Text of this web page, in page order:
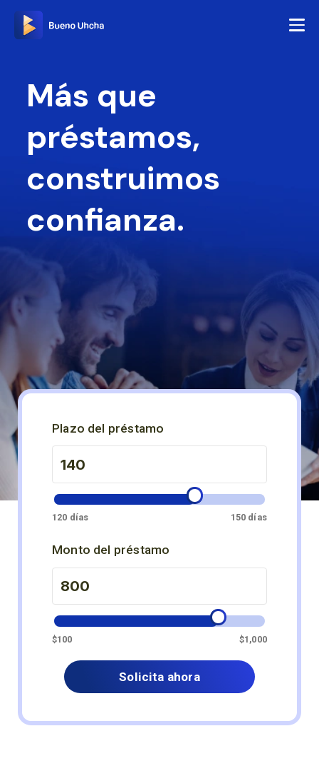
Más que
préstamos,
construimos
confianza.
Plazo del préstamo
120 días 150 días
Monto del préstamo
$100 $1,000
Solicita ahora